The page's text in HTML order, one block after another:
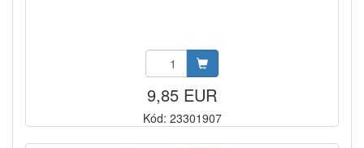
9,85 EUR
Kód: 23301907